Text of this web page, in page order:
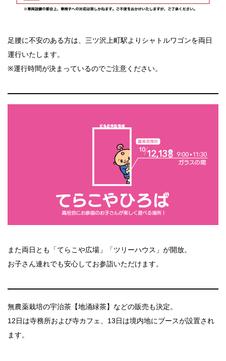
足腰に不安のある方は、三ツ沢上町駅よりシャトルワゴンを両日
運行いたします。
※運行時間が決まっているのでご注意ください。
また両日とも「てらこや広場」「ツリーハウス」が開放。
お子さん連れでも安心してお参詣いただけます。
無農薬栽培の宇治茶【地涌緑茶】などの販売も決定。
12日は寺務所および寺カフェ、13日は境内地にブースが設置され
ます。